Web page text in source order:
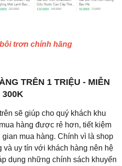
trơn chính hãng
TRÊN 1 TRIỆU - MIỄN
300K
sẽ giúp cho quý khách khu
hàng được rẻ hơn, tiết kiệm
mua hàng. Chính vì là shop
và uy tín với khách hàng nên hệ
dụng những chính sách khuyến